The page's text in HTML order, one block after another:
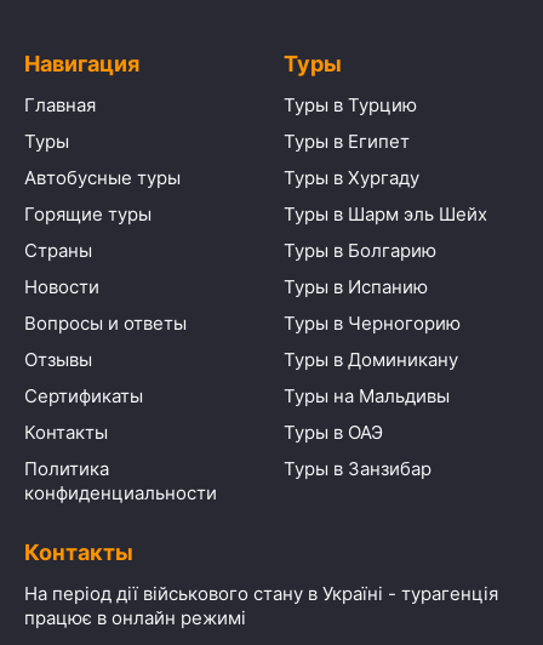
Навигация
Главная
Туры
Автобусные туры
Горящие туры
Страны
Новости
Вопросы и ответы
Отзывы
Сертификаты
Контакты
Политика
конфиденциальности
Туры
Туры в Турцию
Туры в Египет
Туры в Хургаду
Туры в Шарм эль Шейх
Туры в Болгарию
Туры в Испанию
Туры в Черногорию
Туры в Доминикану
Туры на Мальдивы
Туры в ОАЭ
Туры в Занзибар
Контакты
На період дії військового стану в Україні - турагенція
працює в онлайн режимі